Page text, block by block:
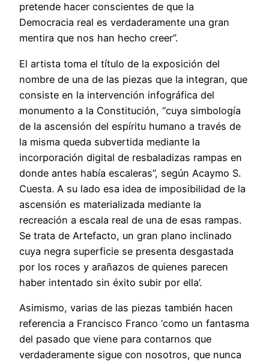
pretende hacer conscientes de que la
Democracia real es verdaderamente una gran
mentira que nos han hecho creer”.
El artista toma el título de la exposición del
nombre de una de las piezas que la integran, que
consiste en la intervención infográfica del
monumento a la Constitución, “cuya simbología
de la ascensión del espíritu humano a través de
la misma queda subvertida mediante la
incorporación digital de resbaladizas rampas en
donde antes había escaleras”, según Acaymo S.
Cuesta. A su lado esa idea de imposibilidad de la
ascensión es materializada mediante la
recreación a escala real de una de esas rampas.
Se trata de Artefacto, un gran plano inclinado
cuya negra superficie se presenta desgastada
por los roces y arañazos de quienes parecen
haber intentado sin éxito subir por ella’.
Asimismo, varias de las piezas también hacen
referencia a Francisco Franco ‘como un fantasma
del pasado que viene para contarnos que
verdaderamente sigue con nosotros, que nunca